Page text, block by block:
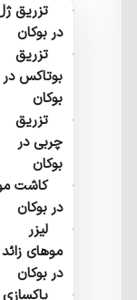
تزریق ژل
در بوکان
تزریق
بوتاکس در
بوکان
تزریق
چربی در
بوکان
کاشت مو
در بوکان
لیزر
موهای زائد
در بوکان